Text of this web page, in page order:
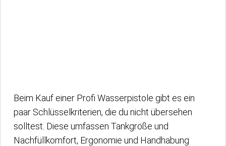
Beim Kauf einer Profi Wasserpistole gibt es ein
paar Schlüsselkriterien, die du nicht übersehen
solltest. Diese umfassen Tankgröße und
Nachfüllkomfort, Ergonomie und Handhabung